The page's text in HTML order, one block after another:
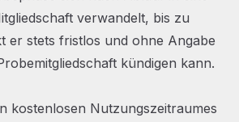
verwandelt, bis zu
er stets fristlos und ohne Angabe
kündigen kann.
kostenlosen Nutzungszeitraumes